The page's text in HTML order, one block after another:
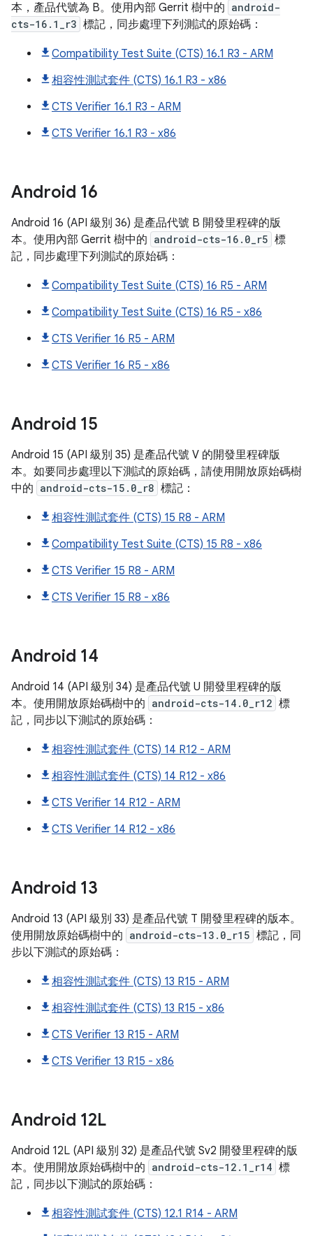
本，產品代號為 B。使用內部 Gerrit 樹中的 android-
cts-16.1_r3 標記，同步處理下列測試的原始碼：
Compatibility Test Suite (CTS) 16.1 R3 - ARM
相容性測試套件 (CTS) 16.1 R3 - x86
CTS Verifier 16.1 R3 - ARM
CTS Verifier 16.1 R3 - x86
Android 16
Android 16 (API 級別 36) 是產品代號 B 開發里程碑的版
本。使用內部 Gerrit 樹中的 android-cts-16.0_r5 標
記，同步處理下列測試的原始碼：
Compatibility Test Suite (CTS) 16 R5 - ARM
Compatibility Test Suite (CTS) 16 R5 - x86
CTS Verifier 16 R5 - ARM
CTS Verifier 16 R5 - x86
Android 15
Android 15 (API 級別 35) 是產品代號 V 的開發里程碑版
本。如要同步處理以下測試的原始碼，請使用開放原始碼樹
中的 android-cts-15.0_r8 標記：
相容性測試套件 (CTS) 15 R8 - ARM
Compatibility Test Suite (CTS) 15 R8 - x86
CTS Verifier 15 R8 - ARM
CTS Verifier 15 R8 - x86
Android 14
Android 14 (API 級別 34) 是產品代號 U 開發里程碑的版
本。使用開放原始碼樹中的 android-cts-14.0_r12 標
記，同步以下測試的原始碼：
相容性測試套件 (CTS) 14 R12 - ARM
相容性測試套件 (CTS) 14 R12 - x86
CTS Verifier 14 R12 - ARM
CTS Verifier 14 R12 - x86
Android 13
Android 13 (API 級別 33) 是產品代號 T 開發里程碑的版本。
使用開放原始碼樹中的 android-cts-13.0_r15 標記，同
步以下測試的原始碼：
相容性測試套件 (CTS) 13 R15 - ARM
相容性測試套件 (CTS) 13 R15 - x86
CTS Verifier 13 R15 - ARM
CTS Verifier 13 R15 - x86
Android 12L
Android 12L (API 級別 32) 是產品代號 Sv2 開發里程碑的版
本。使用開放原始碼樹中的 android-cts-12.1_r14 標
記，同步以下測試的原始碼：
相容性測試套件 (CTS) 12.1 R14 - ARM